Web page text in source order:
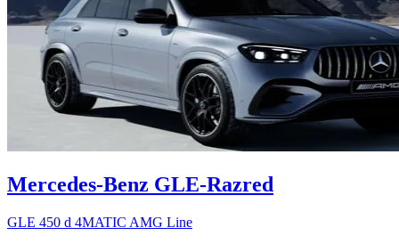
Mercedes-Benz GLE-Razred
GLE 450 d 4MATIC AMG Line